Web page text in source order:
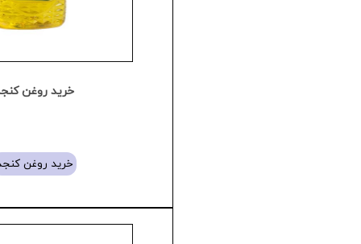
خرید روغن
خرید روغن